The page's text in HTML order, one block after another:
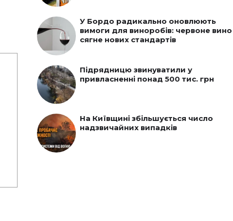
У Бордо радикально оновлюють
вимоги для виноробів: червоне вино
сягне нових стандартів
Підрядницю звинуватили у
привласненні понад 500 тис. грн
На Київщині збільшується число
надзвичайних випадків